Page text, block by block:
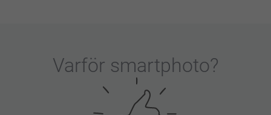
Varför smartphoto?